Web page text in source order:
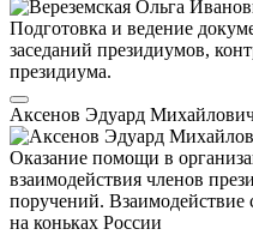
Подготовка и ведение
заседаний президиумов,
президиума.
Аксенов Эдуард
Оказание помощи в
взаимодействия членов
поручений. Взаимодействие
на коньках России